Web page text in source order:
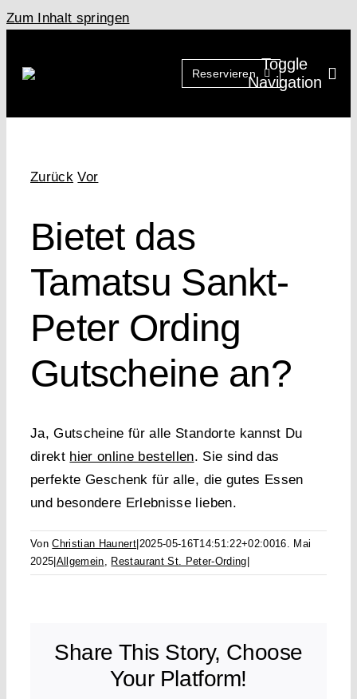
Zum Inhalt springen
Reservieren
Toggle
Navigation
Zurück Vor
Bietet das
Tamatsu Sankt-
Peter Ording
Gutscheine an?
Ja, Gutscheine für alle Standorte kannst Du
direkt hier online bestellen. Sie sind das
perfekte Geschenk für alle, die gutes Essen
und besondere Erlebnisse lieben.
VonChristian Haunert 2025-05-16T14:51:22+02:0016. Mai
2025 Allgemein, Restaurant St. Peter-Ording
Share This Story, Choose
Your Platform!